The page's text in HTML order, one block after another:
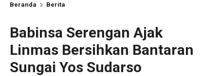
Beranda Berita
Babinsa Serengan Ajak
Linmas Bersihkan Bantaran
Sungai Yos Sudarso